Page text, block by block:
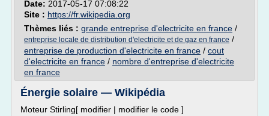
Date: 2017-05-17 07:08:22
Site : https://fr.wikipedia.org
Thèmes liés : grande entreprise d'electricite en france /
entreprise locale de distribution d'electricite et de gaz en france /
entreprise de production d'electricite en france / cout
d'electricite en france / nombre d'entreprise d'electricite
en france
Énergie solaire — Wikipédia
Moteur Stirling[ modifier | modifier le code ]